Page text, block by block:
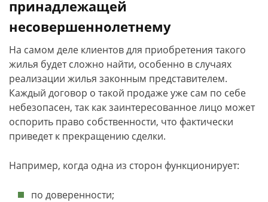
принадлежащей
несовершеннолетнему
На самом деле клиентов для приобретения такого
жилья будет сложно найти, особенно в случаях
реализации жилья законным представителем.
Каждый договор о такой продаже уже сам по себе
небезопасен, так как заинтересованное лицо может
оспорить право собственности, что фактически
приведет к прекращению сделки.
Например, когда одна из сторон функционирует:
по доверенности;